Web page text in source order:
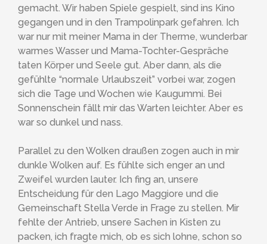
gemacht. Wir haben Spiele gespielt, sind ins Kino
gegangen und in den Trampolinpark gefahren. Ich
war nur mit meiner Mama in der Therme, wunderbar
warmes Wasser und Mama-Tochter-Gespräche
taten Körper und Seele gut. Aber dann, als die
gefühlte “normale Urlaubszeit” vorbei war, zogen
sich die Tage und Wochen wie Kaugummi. Bei
Sonnenschein fällt mir das Warten leichter. Aber es
war so dunkel und nass.
Parallel zu den Wolken draußen zogen auch in mir
dunkle Wolken auf. Es fühlte sich enger an und
Zweifel wurden lauter. Ich fing an, unsere
Entscheidung für den Lago Maggiore und die
Gemeinschaft Stella Verde in Frage zu stellen. Mir
fehlte der Antrieb, unsere Sachen in Kisten zu
packen, ich fragte mich, ob es sich lohne, schon so